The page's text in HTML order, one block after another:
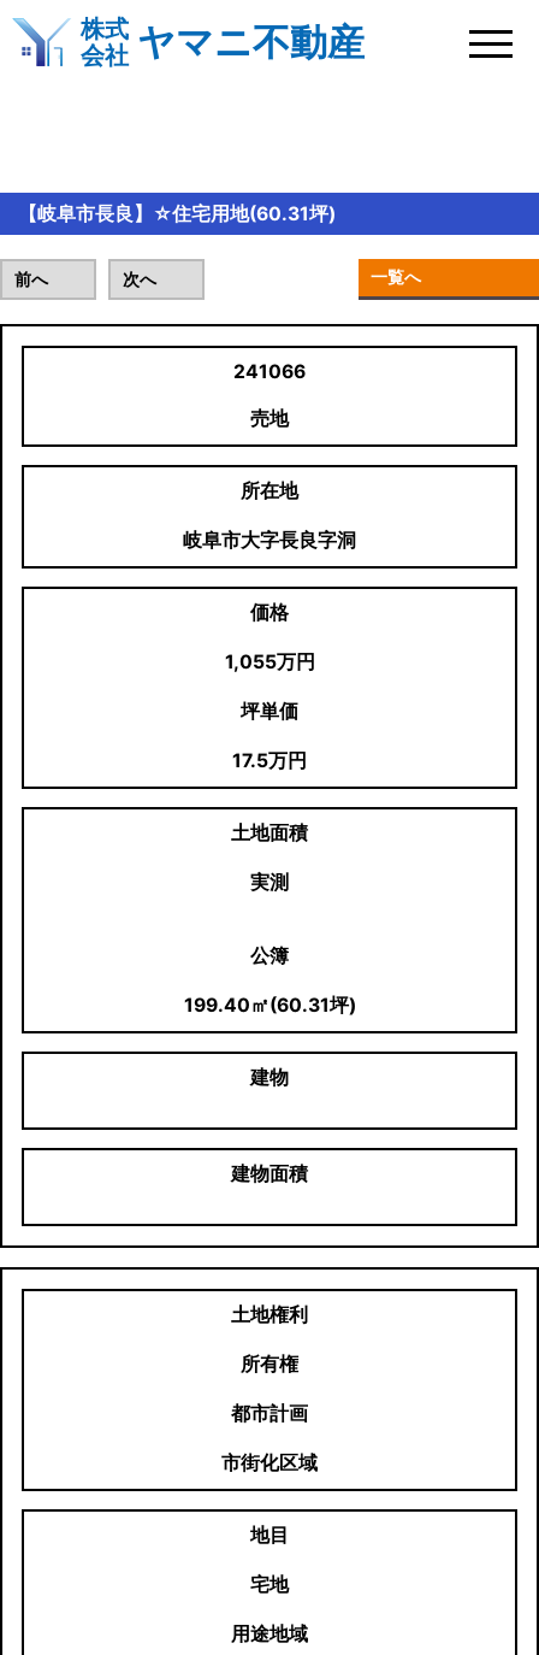
株式
会社 ヤマニ不動産
【岐阜市長良】☆住宅用地(60.31坪)
前へ 次へ 一覧へ
241066
売地
所在地
岐阜市大字長良字洞
価格
1,055万円
坪単価
17.5万円
土地面積
実測
公簿
199.40㎡(60.31坪)
建物
建物面積
土地権利
所有権
都市計画
市街化区域
地目
宅地
用途地域